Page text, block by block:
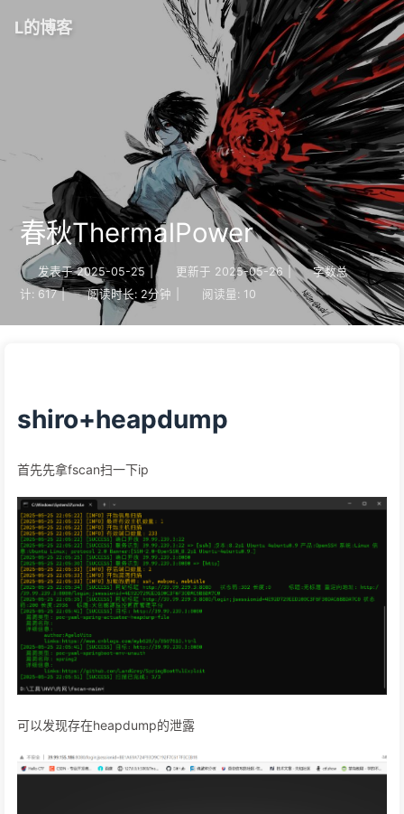
L的博客
春秋ThermalPower
发表于 2025-05-25 | 更新于 2025-05-26 |
字数总
计: 617 | 阅读时长: 2分钟 阅读量: 10
shiro+heapdump
首先先拿fscan扫一下ip
可以发现存在heapdump的泄露